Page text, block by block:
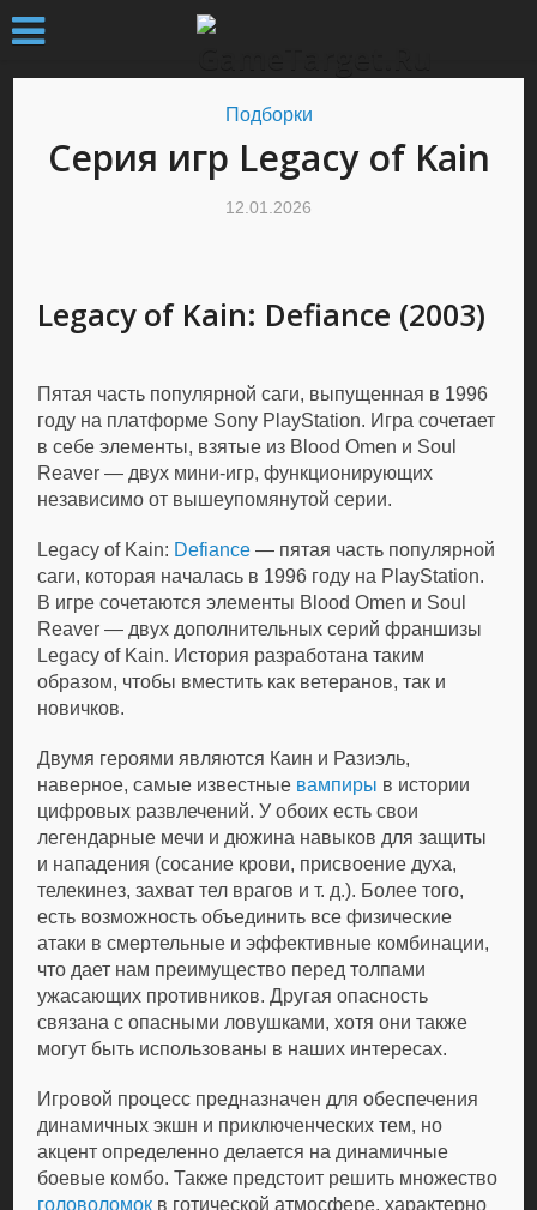
Подборки
Серия игр Legacy of Kain
12.01.2026
Legacy of Kain: Defiance (2003)
Пятая часть популярной саги, выпущенная в 1996
году на платформе Sony PlayStation. Игра сочетает
в себе элементы, взятые из Blood Omen и Soul
Reaver — двух мини-игр, функционирующих
независимо от вышеупомянутой серии.
Legacy of Kain: Defiance — пятая часть популярной
саги, которая началась в 1996 году на PlayStation.
В игре сочетаются элементы Blood Omen и Soul
Reaver — двух дополнительных серий франшизы
Legacy of Kain. История разработана таким
образом, чтобы вместить как ветеранов, так и
новичков.
Двумя героями являются Каин и Разиэль,
наверное, самые известные вампиры в истории
цифровых развлечений. У обоих есть свои
легендарные мечи и дюжина навыков для защиты
и нападения (сосание крови, присвоение духа,
телекинез, захват тел врагов и т. д.). Более того,
есть возможность объединить все физические
атаки в смертельные и эффективные комбинации,
что дает нам преимущество перед толпами
ужасающих противников. Другая опасность
связана с опасными ловушками, хотя они также
могут быть использованы в наших интересах.
Игровой процесс предназначен для обеспечения
динамичных экшн и приключенческих тем, но
акцент определенно делается на динамичные
боевые комбо. Также предстоит решить множество
головоломок в готической атмосфере, характерно